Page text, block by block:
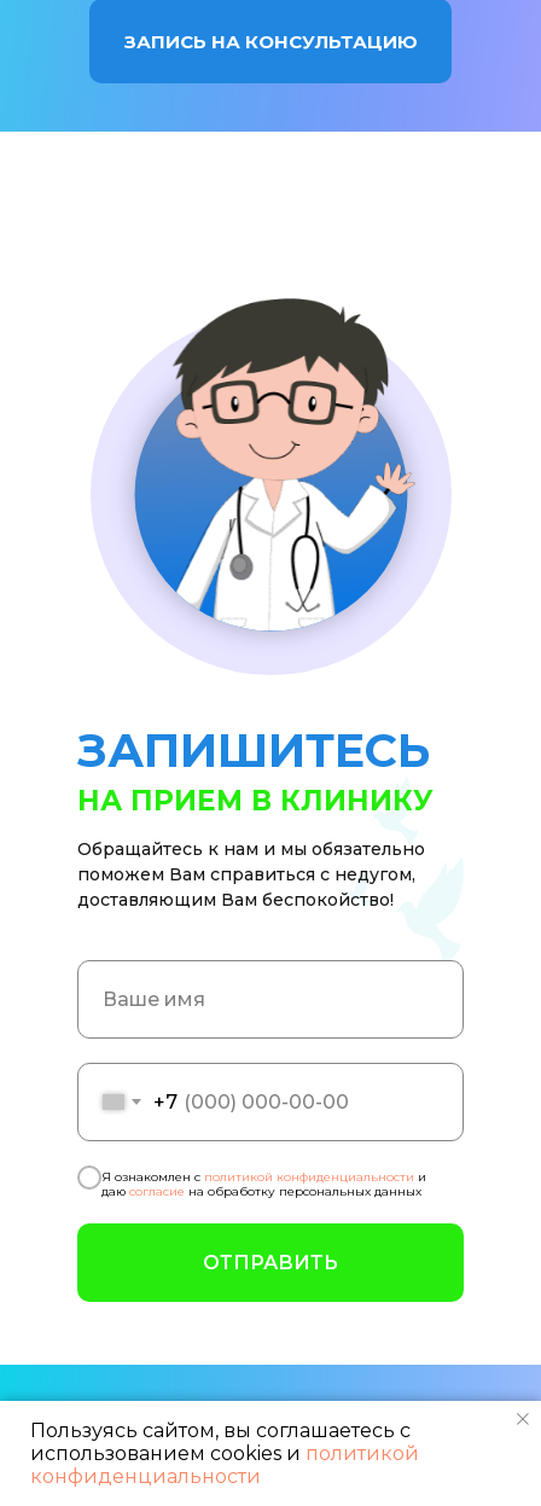
Пользуясь сайтом, вы соглашаетесь с
использованием cookies и политикой
конфиденциальности
ЗАПИСЬ НА КОНСУЛЬТАЦИЮ
+7
Я ознакомлен с политикой конфиденциальности и
даю согласие на обработку персональных данных
ОТПРАВИТЬ
ЗАПИШИТЕСЬ
НА ПРИЕМ В КЛИНИКУ
Обращайтесь к нам и мы обязательно
поможем Вам справиться с недугом,
доставляющим Вам беспокойство!
О КЛИНИКЕ